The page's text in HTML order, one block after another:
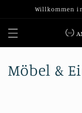
Willkommen
K
Möbel &